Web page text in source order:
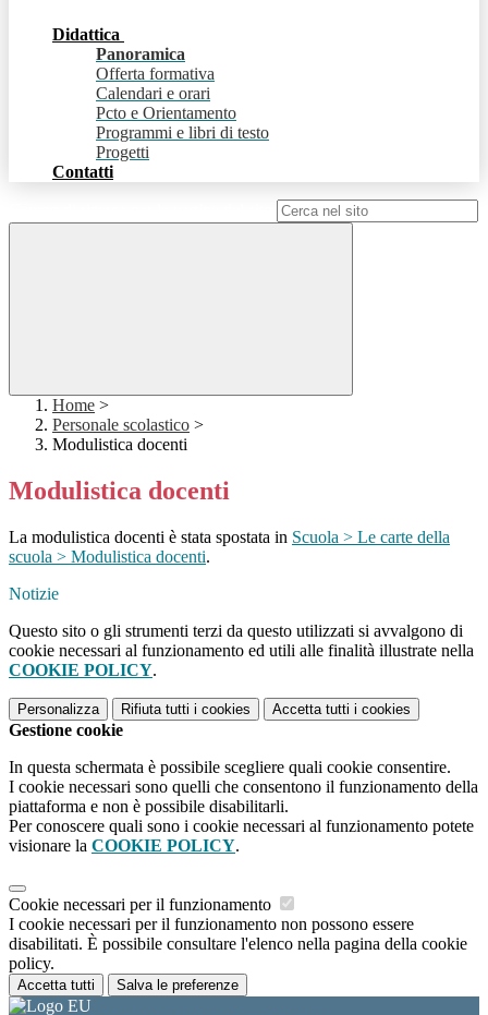
Didattica
Panoramica
Offerta formativa
Calendari e orari
Pcto e Orientamento
Programmi e libri di testo
Progetti
Contatti
Home >
Personale scolastico >
Modulistica docenti
Modulistica docenti
La modulistica docenti è stata spostata in Scuola > Le carte della
scuola > Modulistica docenti.
Notizie
Questo sito o gli strumenti terzi da questo utilizzati si avvalgono di
cookie necessari al funzionamento ed utili alle finalità illustrate nella
COOKIE POLICY.
Personalizza Rifiuta tutti i cookies Accetta tutti i cookies
Gestione cookie
In questa schermata è possibile scegliere quali cookie consentire.
I cookie necessari sono quelli che consentono il funzionamento della
piattaforma e non è possibile disabilitarli.
Per conoscere quali sono i cookie necessari al funzionamento potete
visionare la COOKIE POLICY.
Cookie necessari per il funzionamento
I cookie necessari per il funzionamento non possono essere
disabilitati. È possibile consultare l'elenco nella pagina della cookie
policy.
Accetta tutti Salva le preferenze